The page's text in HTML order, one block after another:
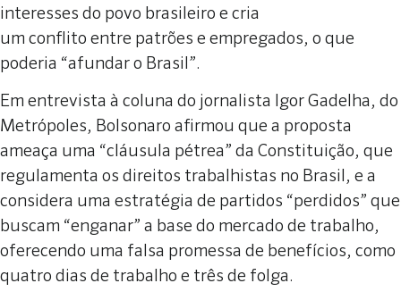
interesses do povo brasileiro e cria
um conflito entre patrões e empregados, o que
poderia “afundar o Brasil”.
Em entrevista à coluna do jornalista Igor Gadelha, do
Metrópoles, Bolsonaro afirmou que a proposta
ameaça uma “cláusula pétrea” da Constituição, que
regulamenta os direitos trabalhistas no Brasil, e a
considera uma estratégia de partidos “perdidos” que
buscam “enganar” a base do mercado de trabalho,
oferecendo uma falsa promessa de benefícios, como
quatro dias de trabalho e três de folga.